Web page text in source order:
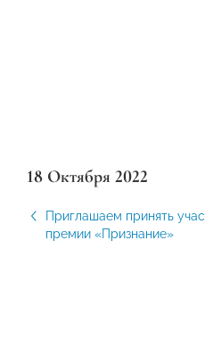
18 Октября 2022
Приглашаем принять
премии «Признание»